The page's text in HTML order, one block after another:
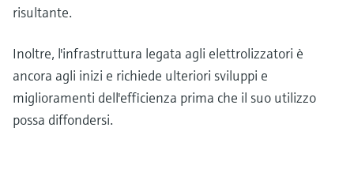
risultante.
Inoltre, l'infrastruttura legata agli elettrolizzatori è
ancora agli inizi e richiede ulteriori sviluppi e
miglioramenti dell'efficienza prima che il suo utilizzo
possa diffondersi.